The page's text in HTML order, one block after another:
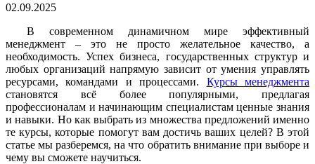
02.09.2025
В современном динамичном мире эффективный
менеджмент – это не просто желательное качество, а
необходимость. Успех бизнеса, государственных структур и
любых организаций напрямую зависит от умения управлять
ресурсами, командами и процессами. Курсы менеджмента
становятся всё более популярными, предлагая
профессионалам и начинающим специалистам ценные знания
и навыки. Но как выбрать из множества предложений именно
те курсы, которые помогут вам достичь ваших целей? В этой
статье мы разберемся, на что обратить внимание при выборе и
чему вы сможете научиться.